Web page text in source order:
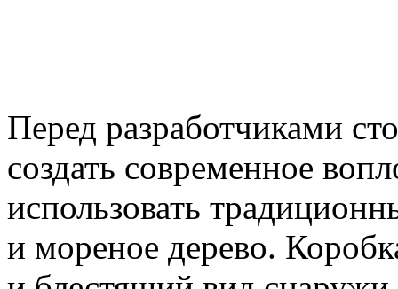
Перед разработчиками
создать современное
использовать
и мореное дерево.